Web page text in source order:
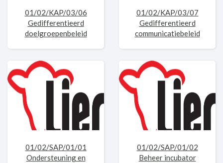
01/02/KAP/03/06
Gedifferentieerd
doelgroepenbeleid
01/02/KAP/03/07
Gedifferentieerd
communicatiebeleid
01/02/SAP/01/01
Ondersteuning en
01/02/SAP/01/02
Beheer incubator